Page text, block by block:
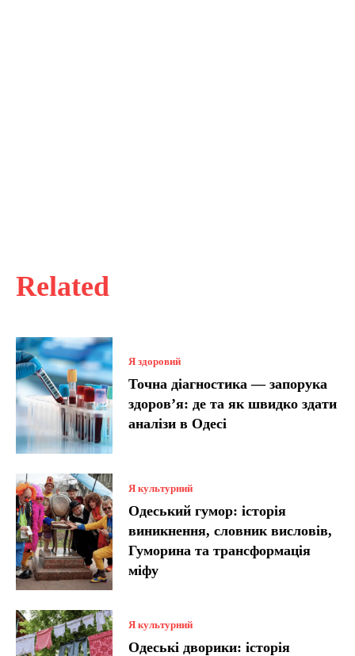
Related
Я здоровий
Точна діагностика — запорука
здоров’я: де та як швидко здати
аналізи в Одесі
Я культурний
Одеський гумор: історія
виникнення, словник висловів,
Гуморина та трансформація
міфу
Я культурний
Одеські дворики: історія